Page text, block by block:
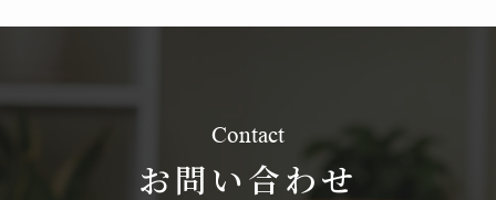
Contact
お問い合わせ